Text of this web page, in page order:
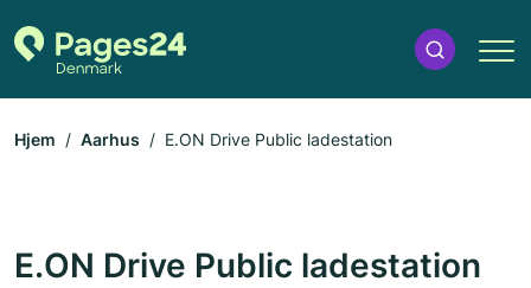
Hjem Aarhus E.ON Drive Public ladestation
E.ON Drive Public ladestation